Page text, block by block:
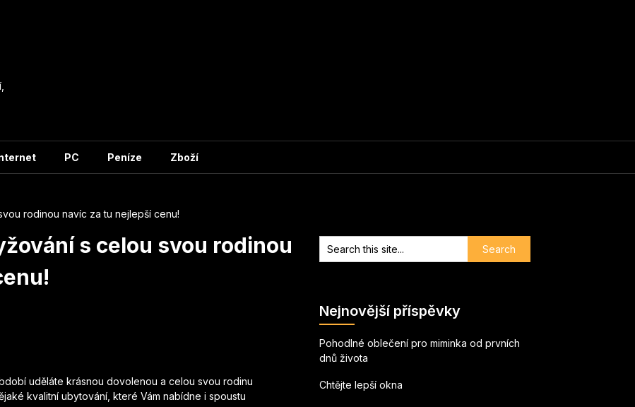
PC Peníze Zboží
rodinou navíc za tu nejlepší cenu!
s celou svou rodinou
uděláte krásnou dovolenou a celou svou rodinu
kvalitní ubytování, které Vám nabídne i spoustu
Nejnovější příspěvky
Pohodlné oblečení pro miminka od prvních
dnů života
Chtějte lepší okna